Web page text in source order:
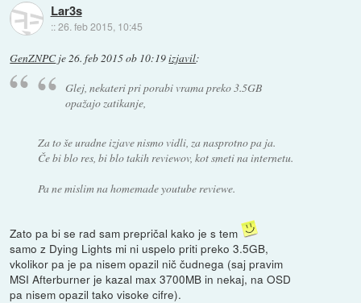
Lar3s
::26. feb 2015, 10:45
GenZNPCje26. feb 2015 ob 10:19izjavil:
Glej, nekateri pri porabi vrama preko 3.5GB
opažajo zatikanje,
Za to še uradne izjave nismo vidli, za nasprotno pa ja.
Če bi blo res, bi blo takih reviewov, kot smeti na internetu.
Pa ne mislim na homemade youtube reviewe.
Zato pa bi se rad sam prepričal kako je s tem
samo z Dying Lights mi ni uspelo priti preko 3.5GB,
vkolikor pa je pa nisem opazil nič čudnega (saj pravim
MSI Afterburner je kazal max 3700MB in nekaj, na OSD
pa nisem opazil tako visoke cifre).